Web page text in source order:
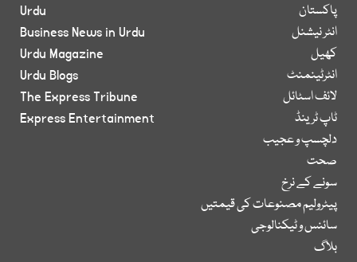
پاکستان
انٹر نیشنل
کھیل
انٹرٹینمنٹ
لائف اسٹائل
ٹاپ ٹرینڈ
دلچسپ و عجیب
صحت
سونے کے نرخ
پیٹرولیم مصنوعات کی قیمتیں
سائنس و ٹیکنالوجی
بلاگ
Urdu
Business News in Urdu
Urdu Magazine
Urdu Blogs
The Express Tribune
Express Entertainment